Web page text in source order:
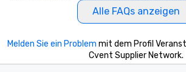
Alle FAQs anzeigen
Melden Sie ein Problem mit dem Profil
Cvent Supplier Network.